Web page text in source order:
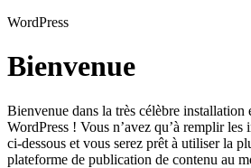
WordPress
Bienvenue
Bienvenue dans la très célèbre installation
WordPress ! Vous n’avez qu’à remplir les
ci-dessous et vous serez prêt à utiliser la
plateforme de publication de contenu au